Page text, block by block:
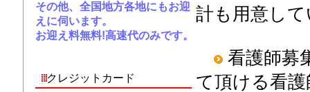
計も用意し
看護師
て頂ける看
その他、全国地方各地にもお迎
えに伺います。
お迎え料無料!高速代のみです。
クレジットカード